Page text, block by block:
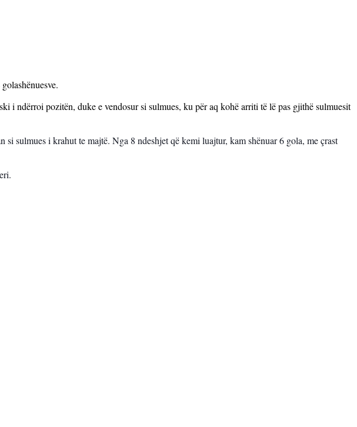
i ndërroi pozitën, duke e vendosur si sulmues, ku për aq kohë arriti të lë pas gjithë sulmuesit
sulmues i krahut te majtë. Nga 8 ndeshjet që kemi luajtur, kam shënuar 6 gola, me çrast